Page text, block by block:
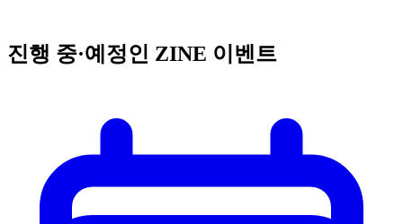
진행 중·예정인 ZINE 이벤트